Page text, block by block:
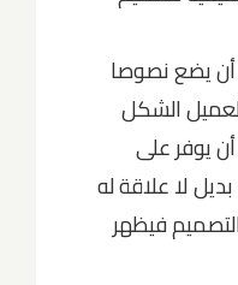
يضع نصوصا
الشكل
يوفر على
لا علاقة له
فيظهر